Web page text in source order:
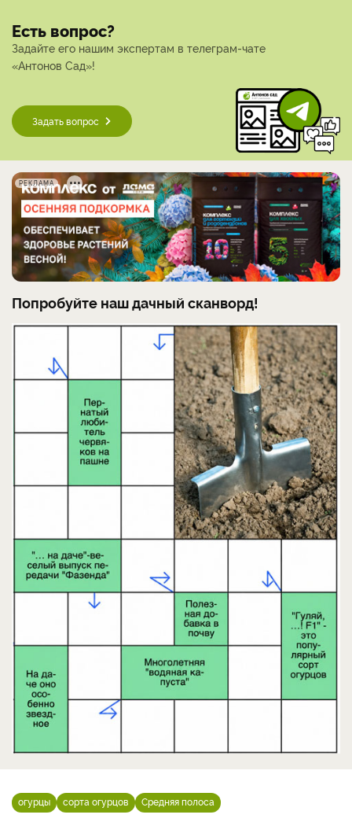
Есть вопрос?
Задайте его нашим экспертам в телеграм-чате
«Антонов Сад»!
Задать вопрос
РЕКЛАМА
Попробуйте наш дачный сканворд!
огурцы сорта огурцов Средняя полоса